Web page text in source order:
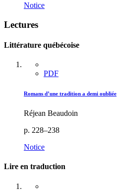
Notice
Lectures
Littérature québécoise
PDF
Romans d’une tradition a demi oubliée
Réjean Beaudoin
p. 228–238
Notice
Lire en traduction